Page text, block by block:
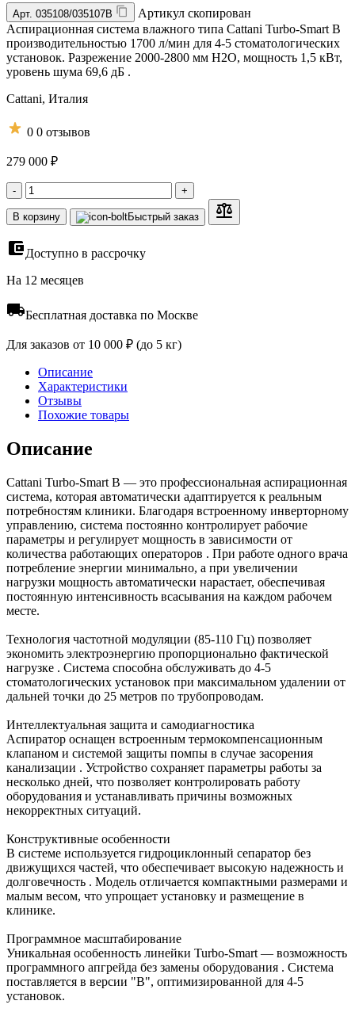
Арт. 035108/035107B
Артикул скопирован
Аспирационная система влажного типа Cattani Turbo-Smart B
производительностью 1700 л/мин для 4-5 стоматологических
установок. Разрежение 2000-2800 мм H2O, мощность 1,5 кВт,
уровень шума 69,6 дБ .
Cattani, Италия
0 0 отзывов
279 000 ₽
- +
В корзину Быстрый заказ
Доступно в рассрочку
На 12 месяцев
Бесплатная доставка по Москве
Для заказов от 10 000 ₽ (до 5 кг)
Описание
Характеристики
Отзывы
Похожие товары
Описание
Cattani Turbo-Smart B — это профессиональная аспирационная
система, которая автоматически адаптируется к реальным
потребностям клиники. Благодаря встроенному инверторному
управлению, система постоянно контролирует рабочие
параметры и регулирует мощность в зависимости от
количества работающих операторов . При работе одного врача
потребление энергии минимально, а при увеличении
нагрузки мощность автоматически нарастает, обеспечивая
постоянную интенсивность всасывания на каждом рабочем
месте.
Технология частотной модуляции (85-110 Гц) позволяет
экономить электроэнергию пропорционально фактической
нагрузке . Система способна обслуживать до 4-5
стоматологических установок при максимальном удалении от
дальней точки до 25 метров по трубопроводам.
Интеллектуальная защита и самодиагностика
Аспиратор оснащен встроенным термокомпенсационным
клапаном и системой защиты помпы в случае засорения
канализации . Устройство сохраняет параметры работы за
несколько дней, что позволяет контролировать работу
оборудования и устанавливать причины возможных
некорректных ситуаций.
Конструктивные особенности
В системе используется гидроциклонный сепаратор без
движущихся частей, что обеспечивает высокую надежность и
долговечность . Модель отличается компактными размерами и
малым весом, что упрощает установку и размещение в
клинике.
Программное масштабирование
Уникальная особенность линейки Turbo-Smart — возможность
программного апгрейда без замены оборудования . Система
поставляется в версии "B", оптимизированной для 4-5
установок.